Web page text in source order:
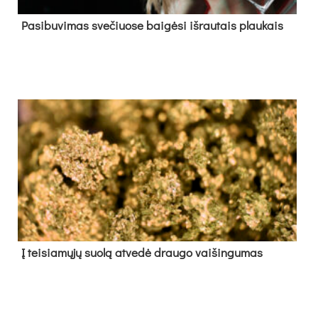
Pa­si­bu­vi­mas sve­čiuo­se bai­gė­si iš­rau­tais plau­kais
Į tei­sia­mų­jų suo­lą at­ve­dė drau­go vai­šin­gu­mas